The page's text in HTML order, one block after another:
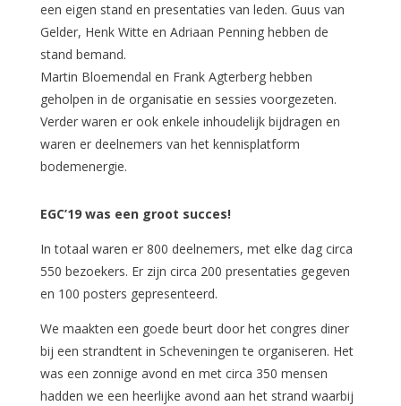
een eigen stand en presentaties van leden. Guus van
Gelder, Henk Witte en Adriaan Penning hebben de
stand bemand.
Martin Bloemendal en Frank Agterberg hebben
geholpen in de organisatie en sessies voorgezeten.
Verder waren er ook enkele inhoudelijk bijdragen en
waren er deelnemers van het kennisplatform
bodemenergie.
EGC’19 was een groot succes!
In totaal waren er 800 deelnemers, met elke dag circa
550 bezoekers. Er zijn circa 200 presentaties gegeven
en 100 posters gepresenteerd.
We maakten een goede beurt door het congres diner
bij een strandtent in Scheveningen te organiseren. Het
was een zonnige avond en met circa 350 mensen
hadden we een heerlijke avond aan het strand waarbij